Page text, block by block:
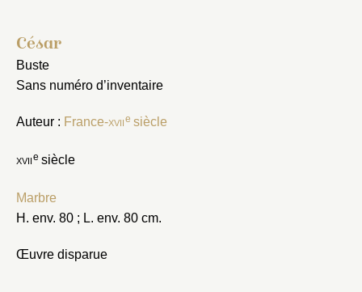
César
Buste
Sans numéro d’inventaire
Auteur : France-xviie siècle
xviie siècle
Marbre
H. env. 80 ; L. env. 80 cm.
Œuvre disparue